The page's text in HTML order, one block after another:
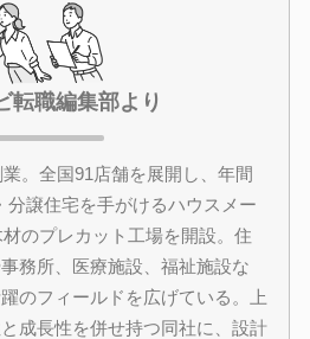
転職編集部より
。全国91店舗を展開し、年間
分譲住宅を手がけるハウスメー
のプレカット工場を開設。住
務所、医療施設、福祉施設な
のフィールドを広げている。上
成長性を併せ持つ同社に、設計